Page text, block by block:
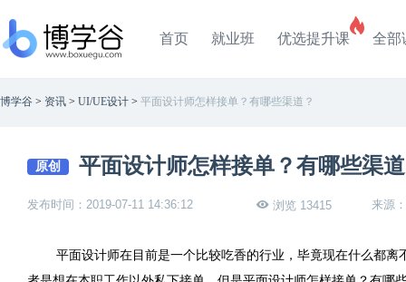
首页 就业班 优选提升课 全部
博学谷 > 资讯 > UI/UE设计 > 平面设计师怎样接单？有哪些渠道？
原创 平面设计师怎样接单？有哪些渠
发布时间：2019-07-11 14:36:12 浏览 13415 来源
平面设计师在目前是一个比较吃香的行业，毕竟现在什么都